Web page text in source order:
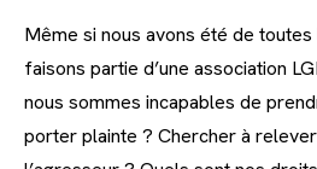
Même si nous avons été de
faisons partie d’une association
nous sommes incapables de
porter plainte ? Chercher à